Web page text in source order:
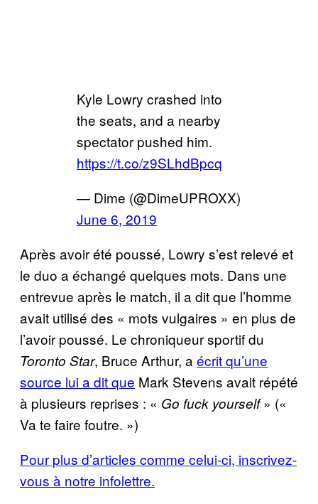
Kyle Lowry crashed into
the seats, and a nearby
spectator pushed him.
https://t.co/z9SLhdBpcq
— Dime (@DimeUPROXX)
June 6, 2019
Après avoir été poussé, Lowry s’est relevé et
le duo a échangé quelques mots. Dans une
entrevue après le match, il a dit que l’homme
avait utilisé des « mots vulgaires » en plus de
l’avoir poussé. Le chroniqueur sportif du
Toronto Star, Bruce Arthur, a écrit qu’une
source lui a dit que Mark Stevens avait répété
à plusieurs reprises : « Go fuck yourself» («
Va te faire foutre. »)
Pour plus d’articles comme celui-ci, inscrivez-
vous à notre infolettre.